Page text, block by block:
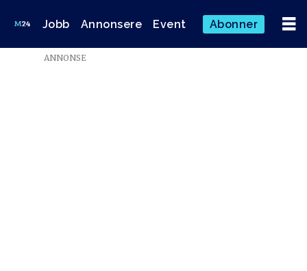
Jobb Annonsere Event Abonner
ANNONSE